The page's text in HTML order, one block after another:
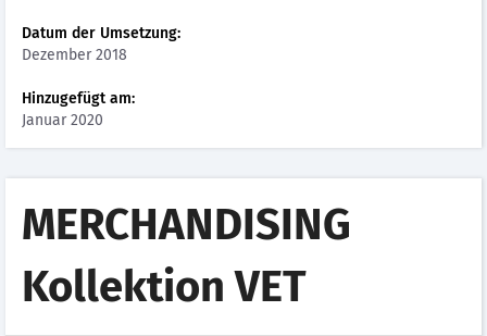
Datum der Umsetzung:
Dezember 2018
Hinzugefügt am:
Januar 2020
MERCHANDISING
Kollektion VET